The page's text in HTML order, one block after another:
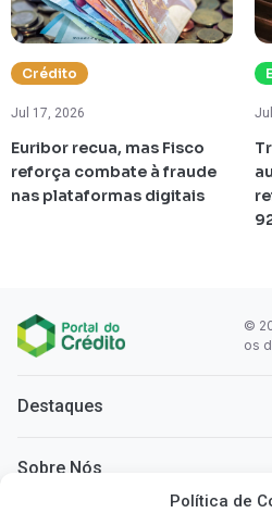
Política de
Crédito
Jul 17, 2026
Euribor recua, mas Fisco
reforça combate à fraude
nas plataformas digitais
©
os
Destaques
Sobre Nós